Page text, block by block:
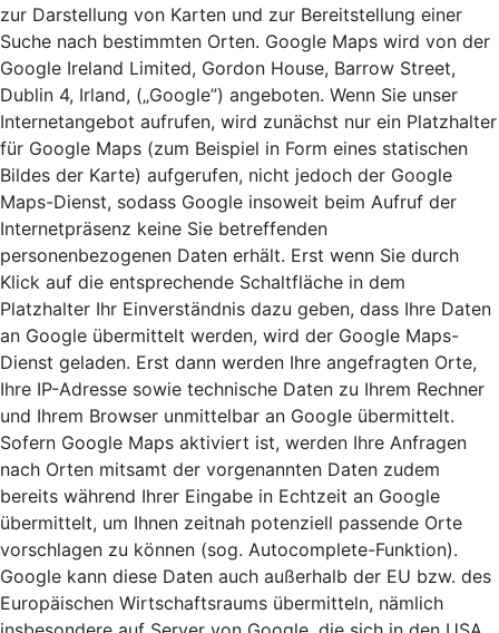
zur Darstellung von Karten und zur Bereitstellung einer
Suche nach bestimmten Orten. Google Maps wird von der
Google Ireland Limited, Gordon House, Barrow Street,
Dublin 4, Irland, („Google”) angeboten. Wenn Sie unser
Internetangebot aufrufen, wird zunächst nur ein Platzhalter
für Google Maps (zum Beispiel in Form eines statischen
Bildes der Karte) aufgerufen, nicht jedoch der Google
Maps-Dienst, sodass Google insoweit beim Aufruf der
Internetpräsenz keine Sie betreffenden
personenbezogenen Daten erhält. Erst wenn Sie durch
Klick auf die entsprechende Schaltfläche in dem
Platzhalter Ihr Einverständnis dazu geben, dass Ihre Daten
an Google übermittelt werden, wird der Google Maps-
Dienst geladen. Erst dann werden Ihre angefragten Orte,
Ihre IP-Adresse sowie technische Daten zu Ihrem Rechner
und Ihrem Browser unmittelbar an Google übermittelt.
Sofern Google Maps aktiviert ist, werden Ihre Anfragen
nach Orten mitsamt der vorgenannten Daten zudem
bereits während Ihrer Eingabe in Echtzeit an Google
übermittelt, um Ihnen zeitnah potenziell passende Orte
vorschlagen zu können (sog. Autocomplete-Funktion).
Google kann diese Daten auch außerhalb der EU bzw. des
Europäischen Wirtschaftsraums übermitteln, nämlich